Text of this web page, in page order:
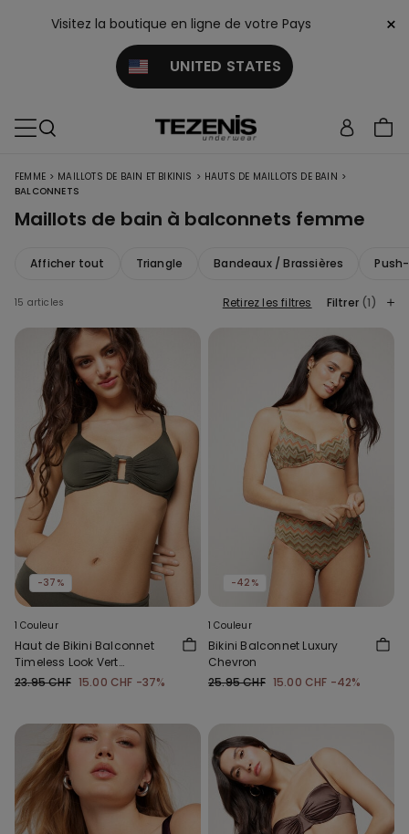
Visitez la boutique en ligne de votre Pays
UNITED STATES
×
FEMME > MAILLOTS DE BAIN ET BIKINIS > HAUTS DE MAILLOTS DE BAIN >
BALCONNETS
Maillots de bain à balconnets femme
Afficher tout Triangle Bandeaux / Brassières
15 articles Retirez les filtres Filtrer (1)
-37%
1 Couleur
Haut de Bikini Balconnet
Timeless Look Vert
Camouflage
23.95 CHF 15.00 CHF -37%
-42%
1 Couleur
Bikini Balconnet Luxury
Chevron
25.95 CHF 15.00 CHF -42%